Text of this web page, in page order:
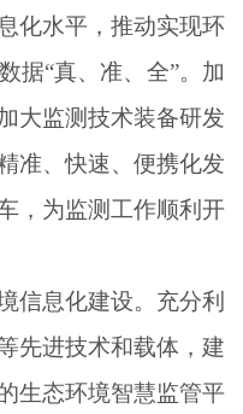
化水平，推动实现环
据“真、准、全”。加
大监测技术装备研发
准、快速、便携化发
，为监测工作顺利开
信息化建设。充分利
先进技术和载体，建
生态环境智慧监管平